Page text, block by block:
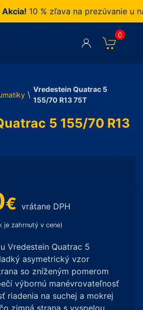
10 % zľava na prezúvanie u nás
0
\
Vredestein Quatrac 5
155/70 R13 75T
5 155/70 R13
€ vrátane DPH
je zahrnutý v cene)
Vredestein Quatrac 5
asymetrický vzor
so zníženým pomerom
výbornú manévrovateľnosť
riadenia na suchej a mokrej
zimná strana s vyspelou